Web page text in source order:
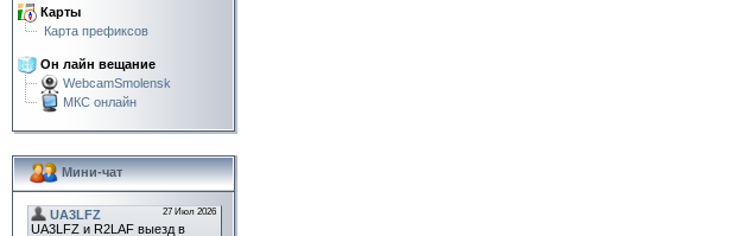
Карты
Карта префиксов
Он лайн вещание
WebcamSmolensk
МКС онлайн
Мини-чат